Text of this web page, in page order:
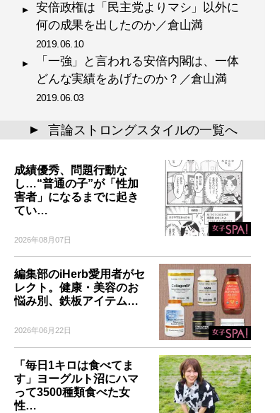
安倍政権は「民主党よりマシ」以外に
何の成果を出したのか／倉山満
2019.06.10
「一強」と言われる安倍内閣は、一体
どんな実績をあげたのか？／倉山満
2019.06.03
▲ 言論ストロングスタイルの一覧へ
成績優秀、問題行動な
し…“普通の子”が「性加
害者」になるまでに起き
てい…
2026年08月07日
編集部のiHerb愛用者がセ
レクト。健康・美容のお
悩み別、鉄板アイテム…
2026年06月22日
「毎日1キロは食べてま
す」ヨーグルト沼にハマ
って3500種類食べた女
性…